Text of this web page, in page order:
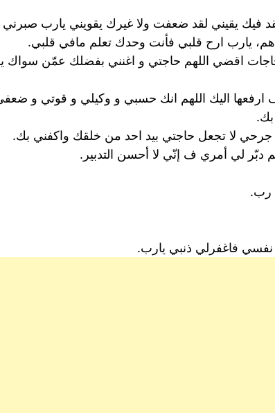
فيك يقيني لقد ضعفت ولا غيرك يقويني يارب
يارب ارح قلبي فأنت وحدك تعلم مافي قلبي.
اقضي اللهم حاجتي و اغنني بفضلك عمّن سواك
اليك اللهم انك حسبي و وكيلي و قوتي و ضعفي
لا تجعل حاجتي بيد احد من خلقك واكفني بك.
لي أمري ف إنّي لا أحسن التدبير.
رب.
فاغفرلي ذنبي يارب.